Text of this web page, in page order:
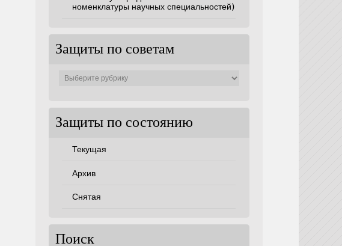
номенклатуры научных специальностей)
Защиты по советам
Защиты по состоянию
Текущая
Архив
Снятая
Поиск